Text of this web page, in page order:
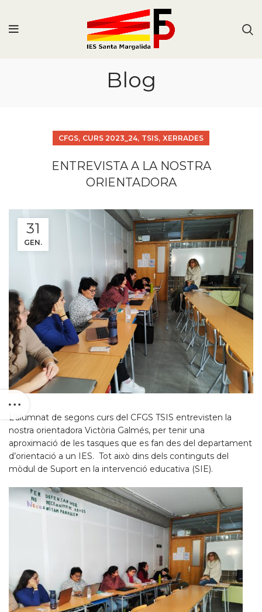
Blog
CFGS, CURS 2023_24, TSIS, XERRADES
ENTREVISTA A LA NOSTRA
ORIENTADORA
31
GEN.
L’alumnat de segons curs del CFGS TSIS entrevisten la
nostra orientadora Victòria Galmés, per tenir una
aproximació de les tasques que es fan des del departament
d’orientació a un IES. Tot això dins dels continguts del
mòdul de Suport en la intervenció educativa (SIE).